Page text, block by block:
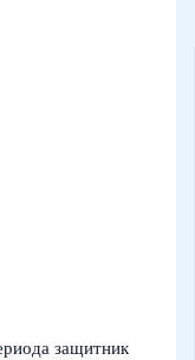
защитник